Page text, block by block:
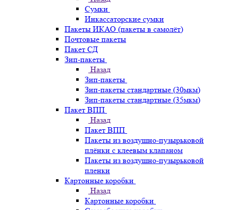
Сумки
Инкассаторские сумки
Пакеты ИКАО (пакеты в самолёт)
Почтовые пакеты
Пакет СД
Зип-пакеты
Назад
Зип-пакеты
Зип-пакеты стандартные (30мкм)
Зип-пакеты стандартные (35мкм)
Пакет ВПП
Назад
Пакет ВПП
Пакеты из воздушно-пузырьковой
плёнки с клеевым клапаном
Пакеты из воздушно-пузырьковой
пленки
Картонные коробки
Назад
Картонные коробки